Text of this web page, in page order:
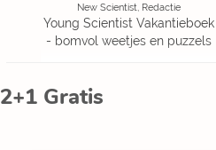
New Scientist, Redactie
Young Scientist Vakantieboek
- bomvol weetjes en puzzels
2+1 Gratis